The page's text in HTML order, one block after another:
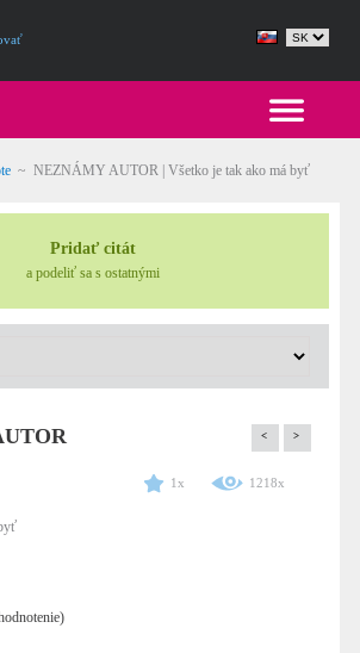
~ NEZNÁMY AUTOR | Všetko je tak ako má byť
Pridať citát
a podeliť sa s ostatnými
< >
1x 1218x